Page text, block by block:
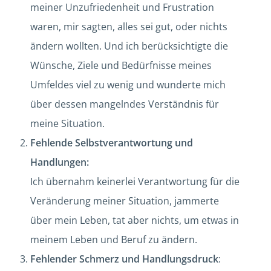
meiner Unzufriedenheit und Frustration
waren, mir sagten, alles sei gut, oder nichts
ändern wollten. Und ich berücksichtigte die
Wünsche, Ziele und Bedürfnisse meines
Umfeldes viel zu wenig und wunderte mich
über dessen mangelndes Verständnis für
meine Situation.
Fehlende Selbstverantwortung und
Handlungen:
Ich übernahm keinerlei Verantwortung für die
Veränderung meiner Situation, jammerte
über mein Leben, tat aber nichts, um etwas in
meinem Leben und Beruf zu ändern.
Fehlender Schmerz und Handlungsdruck: